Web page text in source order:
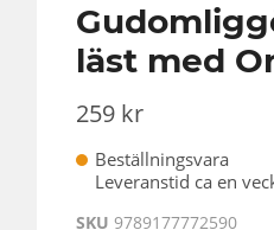
läst med
259 kr
Beställningsvara
Leveranstid ca en
SKU 9789177772590